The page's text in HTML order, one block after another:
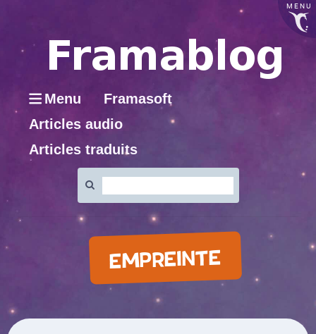
MENU
Menu
Framasoft
Articles audio
Articles traduits
:
EMPREINTE